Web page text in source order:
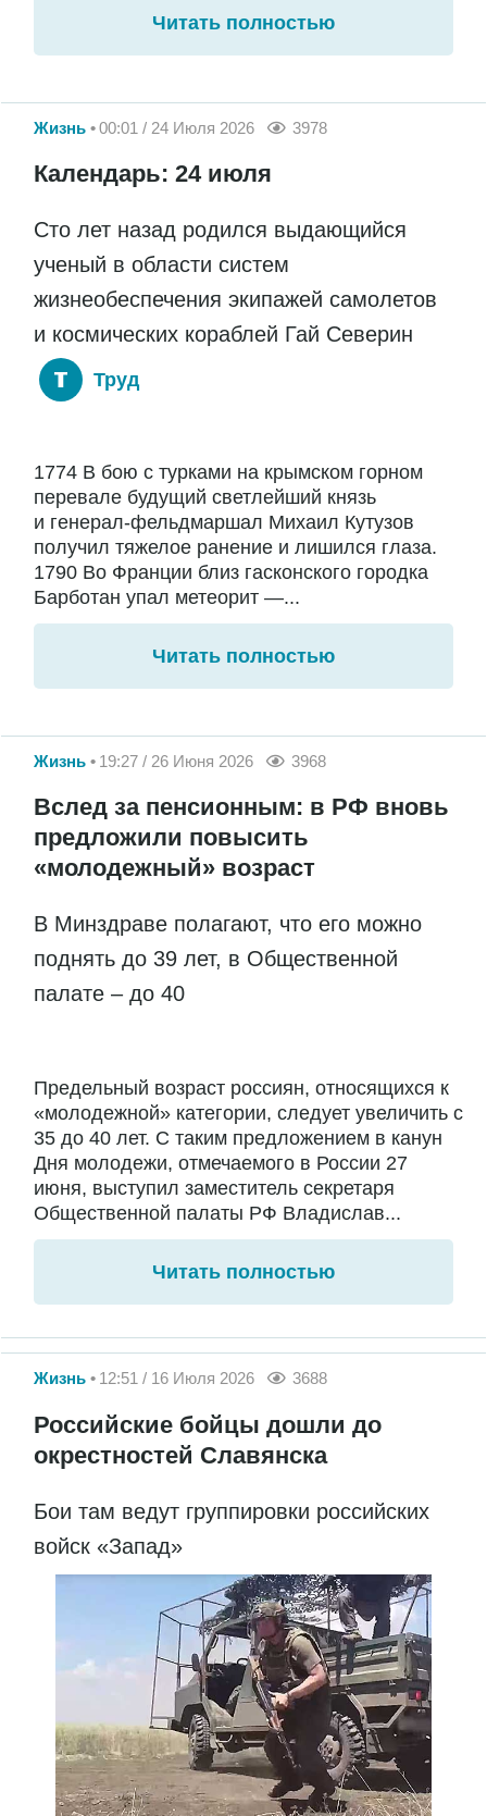
Читать полностью
Жизнь 00:01 / 24 Июля 2026 3978
Календарь: 24 июля
Сто лет назад родился выдающийся
ученый в области систем
жизнеобеспечения экипажей самолетов
и космических кораблей Гай Северин
Труд
1774 В бою с турками на крымском горном
перевале будущий светлейший князь
и генерал-фельдмаршал Михаил Кутузов
получил тяжелое ранение и лишился глаза.
1790 Во Франции близ гасконского городка
Барботан упал метеорит —...
Читать полностью
Жизнь 19:27 / 26 Июня 2026 3968
Вслед за пенсионным: в РФ вновь
предложили повысить
«молодежный» возраст
В Минздраве полагают, что его можно
поднять до 39 лет, в Общественной
палате – до 40
Предельный возраст россиян, относящихся к
«молодежной» категории, следует увеличить с
35 до 40 лет. С таким предложением в канун
Дня молодежи, отмечаемого в России 27
июня, выступил заместитель секретаря
Общественной палаты РФ Владислав...
Читать полностью
Жизнь 12:51 / 16 Июля 2026 3688
Российские бойцы дошли до
окрестностей Славянска
Бои там ведут группировки российских
войск «Запад»